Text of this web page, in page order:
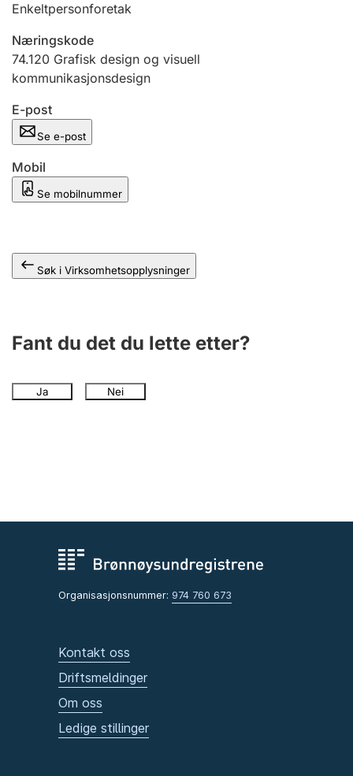
Offentlig sektor
Andre tema
Enkeltpersonforetak
Næringskode
74.120 Grafisk design og visuell
kommunikasjonsdesign
E-post
Se e-post
Mobil
Se mobilnummer
Søk i Virksomhetsopplysninger
Fant du det du lette etter?
Ja Nei
Organisasjonsnummer: 974 760 673
Kontakt oss
Driftsmeldinger
Om oss
Ledige stillinger